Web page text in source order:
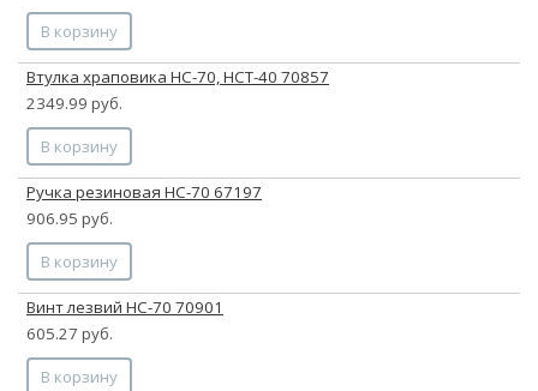
В корзину
Втулка храповика НС-70, НСТ-40 70857
2349.99 руб.
В корзину
Ручка резиновая НС-70 67197
906.95 руб.
В корзину
Винт лезвий НС-70 70901
605.27 руб.
В корзину